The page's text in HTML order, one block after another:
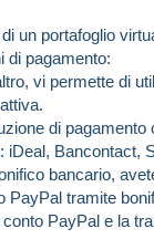
un portafoglio
di pagamento:
vi permette di
di
iDeal, Bancontact,
bancario,
PayPal tramite
PayPal e la